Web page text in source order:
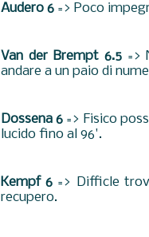
Audero 6 => Poco
Van der Brempt 6.5=>
andare a un paio di
Dossena 6 => Fisico
lucido fino al 96'.
Kempf 6 => Difficle
recupero.